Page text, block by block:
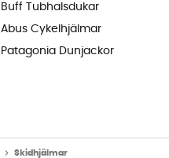
Buff Tubhalsdukar
Abus Cykelhjälmar
Patagonia Dunjackor
Skidhjälmar